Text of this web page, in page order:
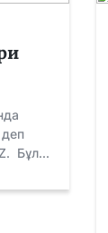
Бұл...